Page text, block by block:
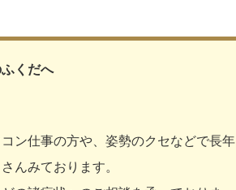
くだへ
ン仕事の方や、姿勢のクセなどで長年
んみております。